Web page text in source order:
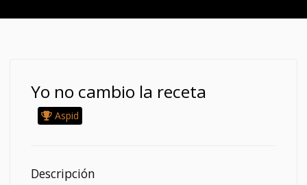
Yo no cambio la receta
Aspid
Descripción